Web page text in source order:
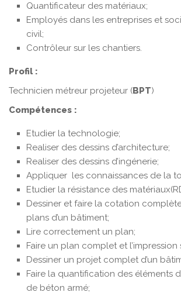
Quantificateur des matériaux;
Employés dans les entreprises et
civil;
Contrôleur sur les chantiers.
Profil :
Technicien métreur projeteur (BPT)
Compétences :
Etudier la technologie;
Realiser des dessins d’architecture;
Realiser des dessins d’ingénerie;
Appliquer les connaissances de la
Etudier la résistance des
Dessiner et faire la cotation
plans d’un bâtiment;
Lire correctement un plan;
Faire un plan complet et l’impression
Dessiner un projet complet d’un
Faire la quantification des éléments
de béton armé;